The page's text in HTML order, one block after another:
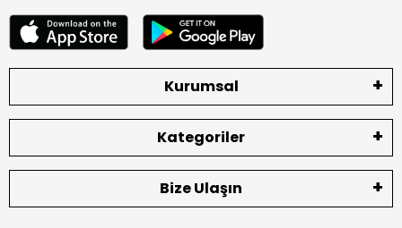
Kurumsal
Kategoriler
Bize Ulaşın